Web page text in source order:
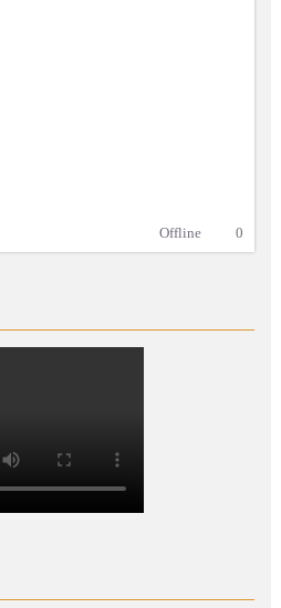
Offline
0